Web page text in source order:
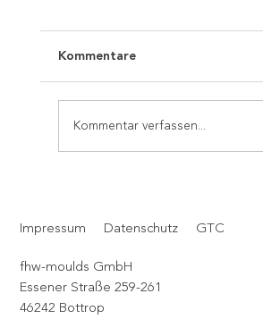
bewusst innezuhalten
Kommentare
Kommentar verfassen...
fhw-moulds GmbH
Essener Straße 259-261
46242 Bottrop
Impressum Datenschutz GTC